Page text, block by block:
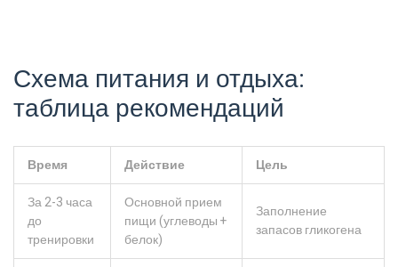
Схема питания и отдыха:
таблица рекомендаций
Время Действие
Цель
За 2-3 часа
до
тренировки
Основной прием
пищи (углеводы +
белок)
Заполнение
запасов гликогена